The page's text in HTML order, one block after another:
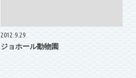
2012.9.29
ジョホール動物園